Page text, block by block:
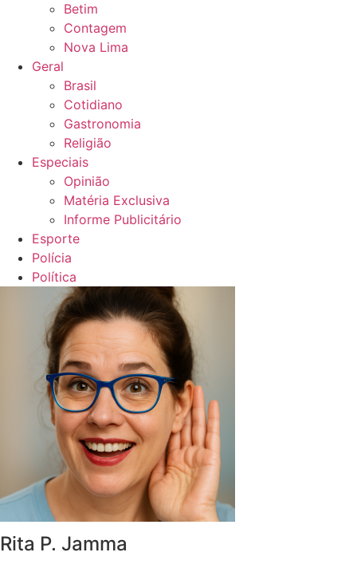
Betim
Contagem
Nova Lima
Geral
Brasil
Cotidiano
Gastronomia
Religião
Especiais
Opinião
Matéria Exclusiva
Informe Publicitário
Esporte
Polícia
Política
Rita P. Jamma